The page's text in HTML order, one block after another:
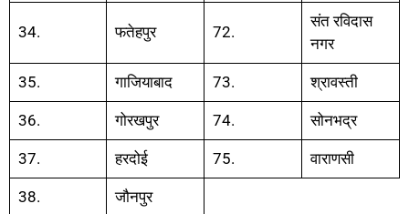
34. फतेहपुर 72.
संत रविदास
नगर
35. गाजियाबाद 73. श्रावस्ती
36. गोरखपुर 74. सोनभद्र
37. हरदोई 75. वाराणसी
38. जौनपुर